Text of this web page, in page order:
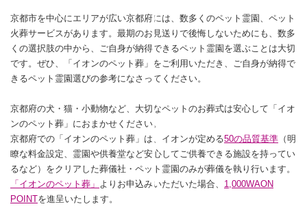
京都市を中心にエリアが広い京都府には、数多くのペット霊園、ペット
火葬サービスがあります。最期のお見送りで後悔しないためにも、数多
くの選択肢の中から、ご自身が納得できるペット霊園を選ぶことは大切
です。ぜひ、「イオンのペット葬」をご利用いただき、ご自身が納得で
きるペット霊園選びの参考になさってください。
京都府の犬・猫・小動物など、大切なペットのお葬式は安心して「イオ
ンのペット葬」におまかせください。
京都府での「イオンのペット葬」は、イオンが定める50の品質基準 （明
瞭な料金設定、霊園や供養堂など安心してご供養できる施設を持ってい
るなど）をクリアした葬儀社・ペット霊園のみが葬儀を執り行います。
「イオンのペット葬」 よりお申込みいただいた場合、 1,000WAON
POINTを進呈いたします。